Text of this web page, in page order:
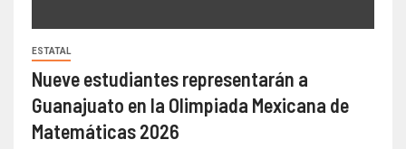
ESTATAL
Nueve estudiantes representarán a
Guanajuato en la Olimpiada Mexicana de
Matemáticas 2026